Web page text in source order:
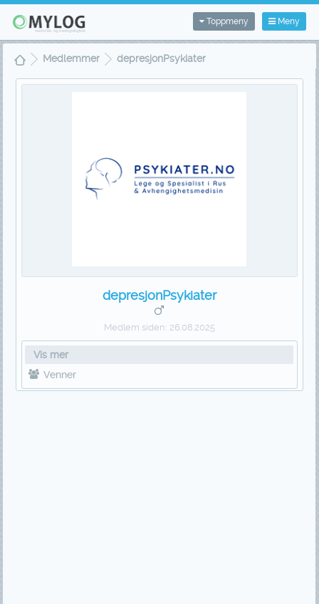
Meny
Toppmeny
Medlemmer depresjonPsykiater
depresjonPsykiater
Medlem siden: 26.08.2025
Vis mer
Venner